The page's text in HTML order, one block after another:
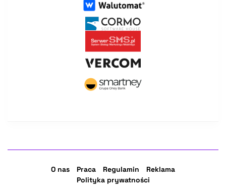
O nas Praca Regulamin
Reklama
Polityka prywatności